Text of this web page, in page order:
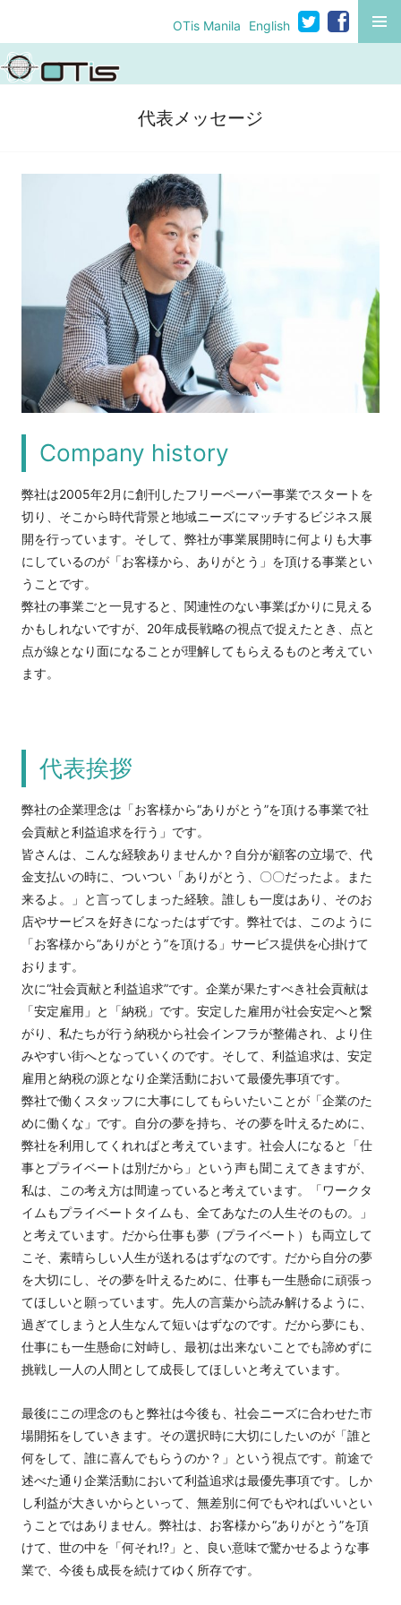
テ
ン
MENU
OTis Manila English
代表メッセージ
Company history
弊社は2005年2月に創刊したフリーペーパー事業でスタートを
切り、そこから時代背景と地域ニーズにマッチするビジネス展
開を行っています。そして、弊社が事業展開時に何よりも大事
にしているのが「お客様から、ありがとう」を頂ける事業とい
うことです。
弊社の事業ごと一見すると、関連性のない事業ばかりに見える
かもしれないですが、20年成長戦略の視点で捉えたとき、点と
点が線となり面になることが理解してもらえるものと考えてい
ます。
代表挨拶
弊社の企業理念は「お客様から“ありがとう”を頂ける事業で社
会貢献と利益追求を行う」です。
皆さんは、こんな経験ありませんか？自分が顧客の立場で、代
金支払いの時に、ついつい「ありがとう、〇〇だったよ。また
来るよ。」と言ってしまった経験。誰しも一度はあり、そのお
店やサービスを好きになったはずです。弊社では、このように
「お客様から“ありがとう”を頂ける」サービス提供を心掛けて
おります。
次に“社会貢献と利益追求”です。企業が果たすべき社会貢献は
「安定雇用」と「納税」です。安定した雇用が社会安定へと繋
がり、私たちが行う納税から社会インフラが整備され、より住
みやすい街へとなっていくのです。そして、利益追求は、安定
雇用と納税の源となり企業活動において最優先事項です。
弊社で働くスタッフに大事にしてもらいたいことが「企業のた
めに働くな」です。自分の夢を持ち、その夢を叶えるために、
弊社を利用してくれればと考えています。社会人になると「仕
事とプライベートは別だから」という声も聞こえてきますが、
私は、この考え方は間違っていると考えています。「ワークタ
イムもプライベートタイムも、全てあなたの人生そのもの。」
と考えています。だから仕事も夢（プライベート）も両立して
こそ、素晴らしい人生が送れるはずなのです。だから自分の夢
を大切にし、その夢を叶えるために、仕事も一生懸命に頑張っ
てほしいと願っています。先人の言葉から読み解けるように、
過ぎてしまうと人生なんて短いはずなのです。だから夢にも、
仕事にも一生懸命に対峙し、最初は出来ないことでも諦めずに
挑戦し一人の人間として成長してほしいと考えています。
最後にこの理念のもと弊社は今後も、社会ニーズに合わせた市
場開拓をしていきます。その選択時に大切にしたいのが「誰と
何をして、誰に喜んでもらうのか？」という視点です。前途で
述べた通り企業活動において利益追求は最優先事項です。しか
し利益が大きいからといって、無差別に何でもやればいいとい
うことではありません。弊社は、お客様から“ありがとう”を頂
けて、世の中を「何それ!?」と、良い意味で驚かせるような事
業で、今後も成長を続けてゆく所存です。